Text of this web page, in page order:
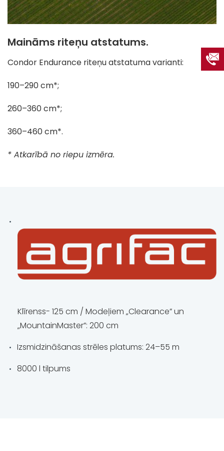
Maināms riteņu atstatums.
Condor Endurance riteņu atstatuma varianti:
190–290 cm*;
260–360 cm*;
360–460 cm*.
* Atkarībā no riepu izmēra.
Klīrenss- 125 cm / Modeļiem „Clearance” un
„MountainMaster”: 200 cm
Izsmidzināšanas strēles platums: 24–55 m
8000 l tilpums